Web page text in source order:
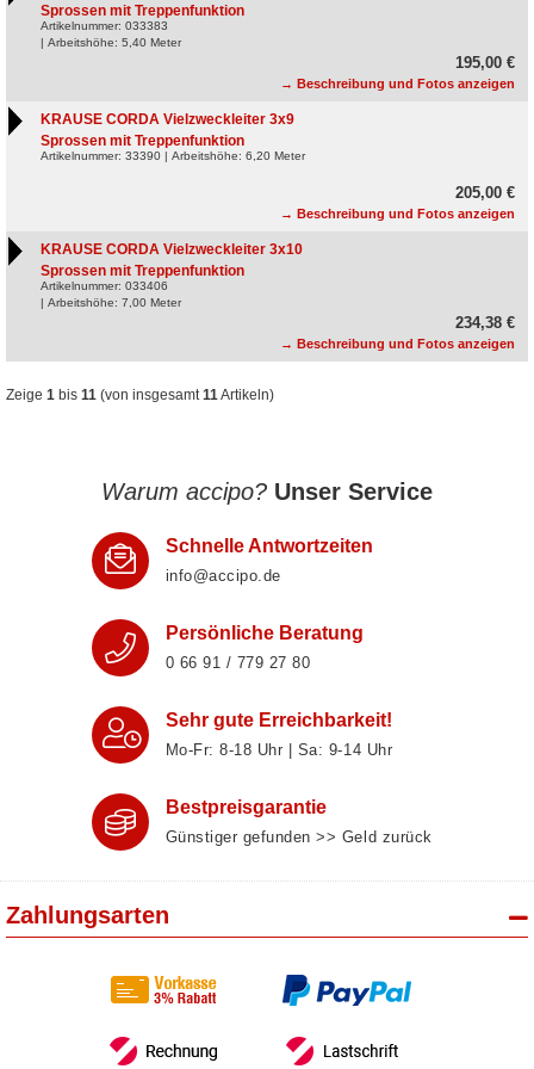
Sprossen mit Treppenfunktion
Artikelnummer: 033383
| Arbeitshöhe: 5,40 Meter
195,00 €
→ Beschreibung und Fotos anzeigen
KRAUSE CORDA Vielzweckleiter 3x9
Sprossen mit Treppenfunktion
Artikelnummer: 33390 | Arbeitshöhe: 6,20 Meter
205,00 €
→ Beschreibung und Fotos anzeigen
KRAUSE CORDA Vielzweckleiter 3x10
Sprossen mit Treppenfunktion
Artikelnummer: 033406
| Arbeitshöhe: 7,00 Meter
234,38 €
→ Beschreibung und Fotos anzeigen
Zeige 1 bis 11 (von insgesamt11Artikeln)
Warum accipo? Unser Service
Schnelle Antwortzeiten
info@accipo.de
Persönliche Beratung
0 66 91 / 779 27 80
Sehr gute Erreichbarkeit!
Mo-Fr: 8‑18 Uhr | Sa: 9‑14 Uhr
Bestpreisgarantie
Günstiger gefunden >> Geld zurück
Zahlungsarten